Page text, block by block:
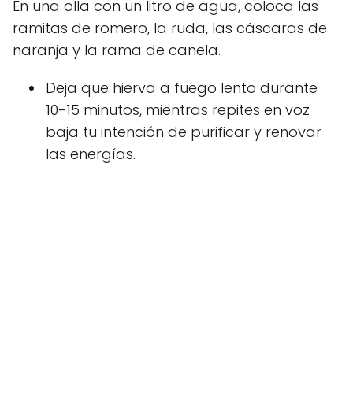
En una olla con un litro de agua, coloca las
ramitas de romero, la ruda, las cáscaras de
naranja y la rama de canela.
Deja que hierva a fuego lento durante
10-15 minutos, mientras repites en voz
baja tu intención de purificar y renovar
las energías.